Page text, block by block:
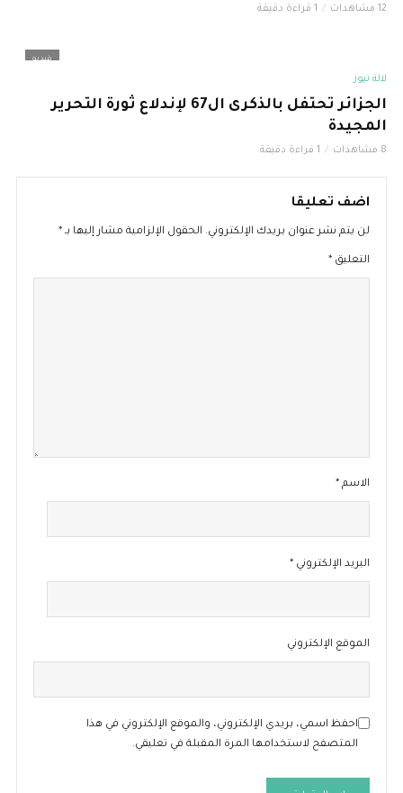
12 مشاهدات 1 قراءة دقيقة
فيديو
لالة نيوز
الجزائر تحتفل بالذكرى ال67 لإندلاع ثورة التحرير
المجيدة
8 مشاهدات 1 قراءة دقيقة
اضف تعليقا
لن يتم نشر عنوان بريدك الإلكتروني. الحقول الإلزامية مشار إليها بـ*
التعليق *
الاسم *
البريد الإلكتروني *
الموقع الإلكتروني
احفظ اسمي، بريدي الإلكتروني، والموقع الإلكتروني في هذا
المتصفح لاستخدامها المرة المقبلة في تعليقي.